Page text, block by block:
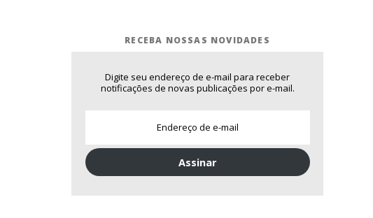
RECEBA NOSSAS NOVIDADES
Digite seu endereço de e-mail para receber
notificações de novas publicações por e-mail.
Assinar